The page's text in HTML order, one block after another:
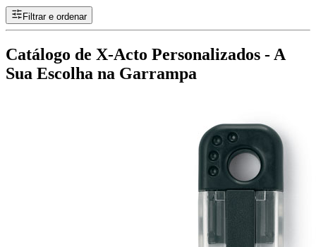
Filtrar e ordenar
Catálogo de X-Acto Personalizados - A
Sua Escolha na Garrampa